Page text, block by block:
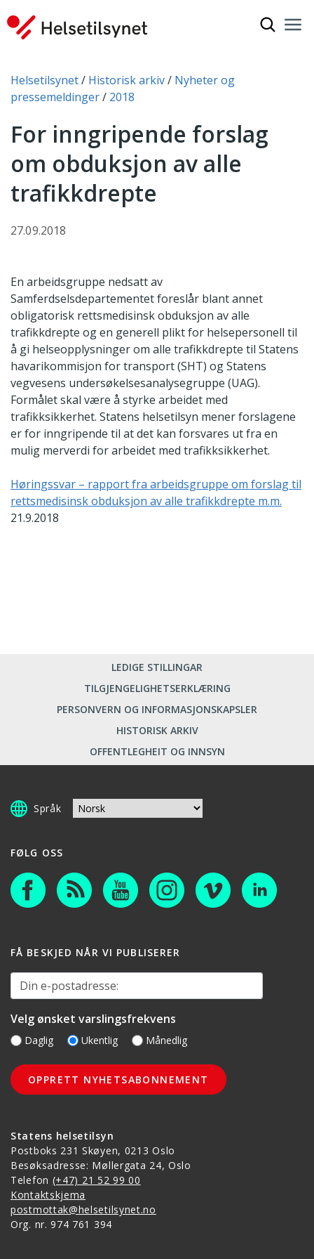
Du er her:
Helsetilsynet Historisk arkiv
Nyheter og
pressemeldinger
2018
For inngripende forslag
om obduksjon av alle
trafikkdrepte
27.09.2018
En arbeidsgruppe nedsatt av
Samferdselsdepartementet foreslår blant annet
obligatorisk rettsmedisinsk obduksjon av alle
trafikkdrepte og en generell plikt for helsepersonell til
å gi helseopplysninger om alle trafikkdrepte til Statens
havarikommisjon for transport (SHT) og Statens
vegvesens undersøkelsesanalysegruppe (UAG).
Formålet skal være å styrke arbeidet med
trafikksikkerhet. Statens helsetilsyn mener forslagene
er for inngripende til at det kan forsvares ut fra en
mulig merverdi for arbeidet med trafikksikkerhet.
Høringssvar – rapport fra arbeidsgruppe om forslag til
rettsmedisinsk obduksjon av alle trafikkdrepte m.m.
21.9.2018
LEDIGE STILLINGAR
TILGJENGELIGHETSERKLÆRING
PERSONVERN OG INFORMASJONSKAPSLER
HISTORISK ARKIV
OFFENTLEGHEIT OG INNSYN
Språk
Statens helsetilsyn
Postboks 231 Skøyen, 0213 Oslo
Besøksadresse: Møllergata 24, Oslo
Telefon (+47) 21 52 99 00
Kontaktskjema
postmottak@helsetilsynet.no
Org. nr. 974 761 394
FØLG OSS
FÅ BESKJED NÅR VI PUBLISERER
Din e-postadresse:
Velg ønsket varslingsfrekvens
Daglig Ukentlig Månedlig